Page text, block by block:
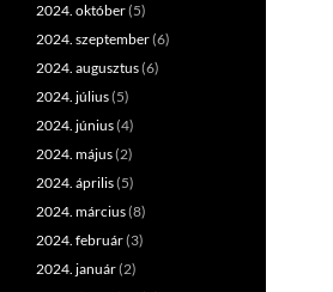
2024. október(5)
2024. szeptember(6)
2024. augusztus(6)
2024. július(5)
2024. június(4)
2024. május(2)
2024. április(5)
2024. március(8)
2024. február(3)
2024. január(2)